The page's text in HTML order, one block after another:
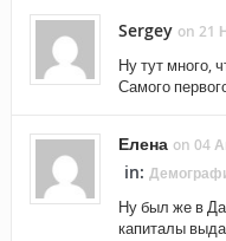
Sergey on 21
Ну тут много,
Самого
Елена on 04
in:
Ну был же в
капиталы